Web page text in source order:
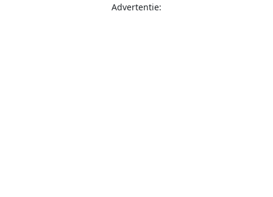
Advertentie: